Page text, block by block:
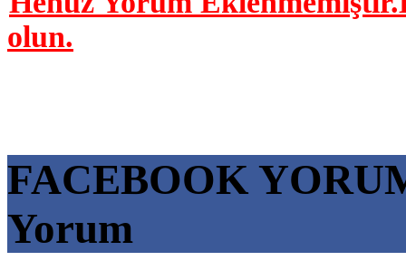
olun.
FACEBOOK
Yorum